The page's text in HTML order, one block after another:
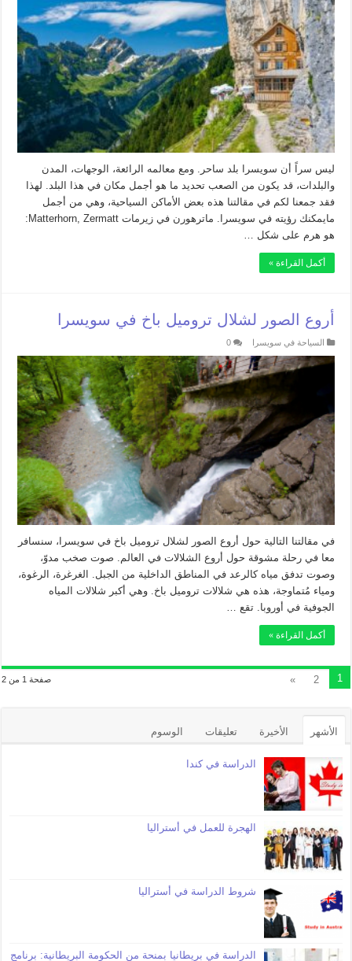
ليس سراً أن سويسرا بلد ساحر. ومع معالمه الرائعة، الوجهات، المدن
والبلدات، قد يكون من الصعب تحديد ما هو أجمل مكان في هذا البلد. لهذا
فقد جمعنا لكم في مقالتنا هذه بعض الأماكن السياحية، وهي من أجمل
مايمكنك رؤيته في سويسرا. ماترهورن في زيرمات Matterhorn, Zermatt:
هو هرم على شكل …
أكمل القراءة »
أروع الصور لشلال تروميل باخ في سويسرا
السياحة في سويسرا 0
في مقالتنا التالية حول أروع الصور لشلال تروميل باخ في سويسرا، سنسافر
معا في رحلة مشوقة حول أروع الشلالات في العالم. صوت صخب مدوّ،
وصوت تدفق مياه كالرعد في المناطق الداخلية من الجبل. الغرغرة، الرغوة،
ومياء مُتماوجة، هذه هي شلالات تروميل باخ. وهي أكبر شلالات المياه
الجوفية في أوروبا. تقع …
أكمل القراءة »
صفحة 1 من 2 1
2
»
الأشهر الأخيرة تعليقات الوسوم
الدراسة في كندا
الهجرة للعمل في أستراليا
شروط الدراسة في أستراليا
الدراسة في بريطانيا بمنحة من الحكومة البريطانية: برنامج